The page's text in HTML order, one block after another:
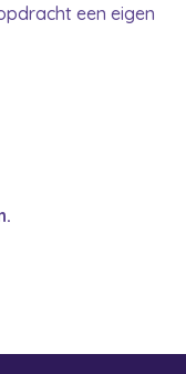
een eigen